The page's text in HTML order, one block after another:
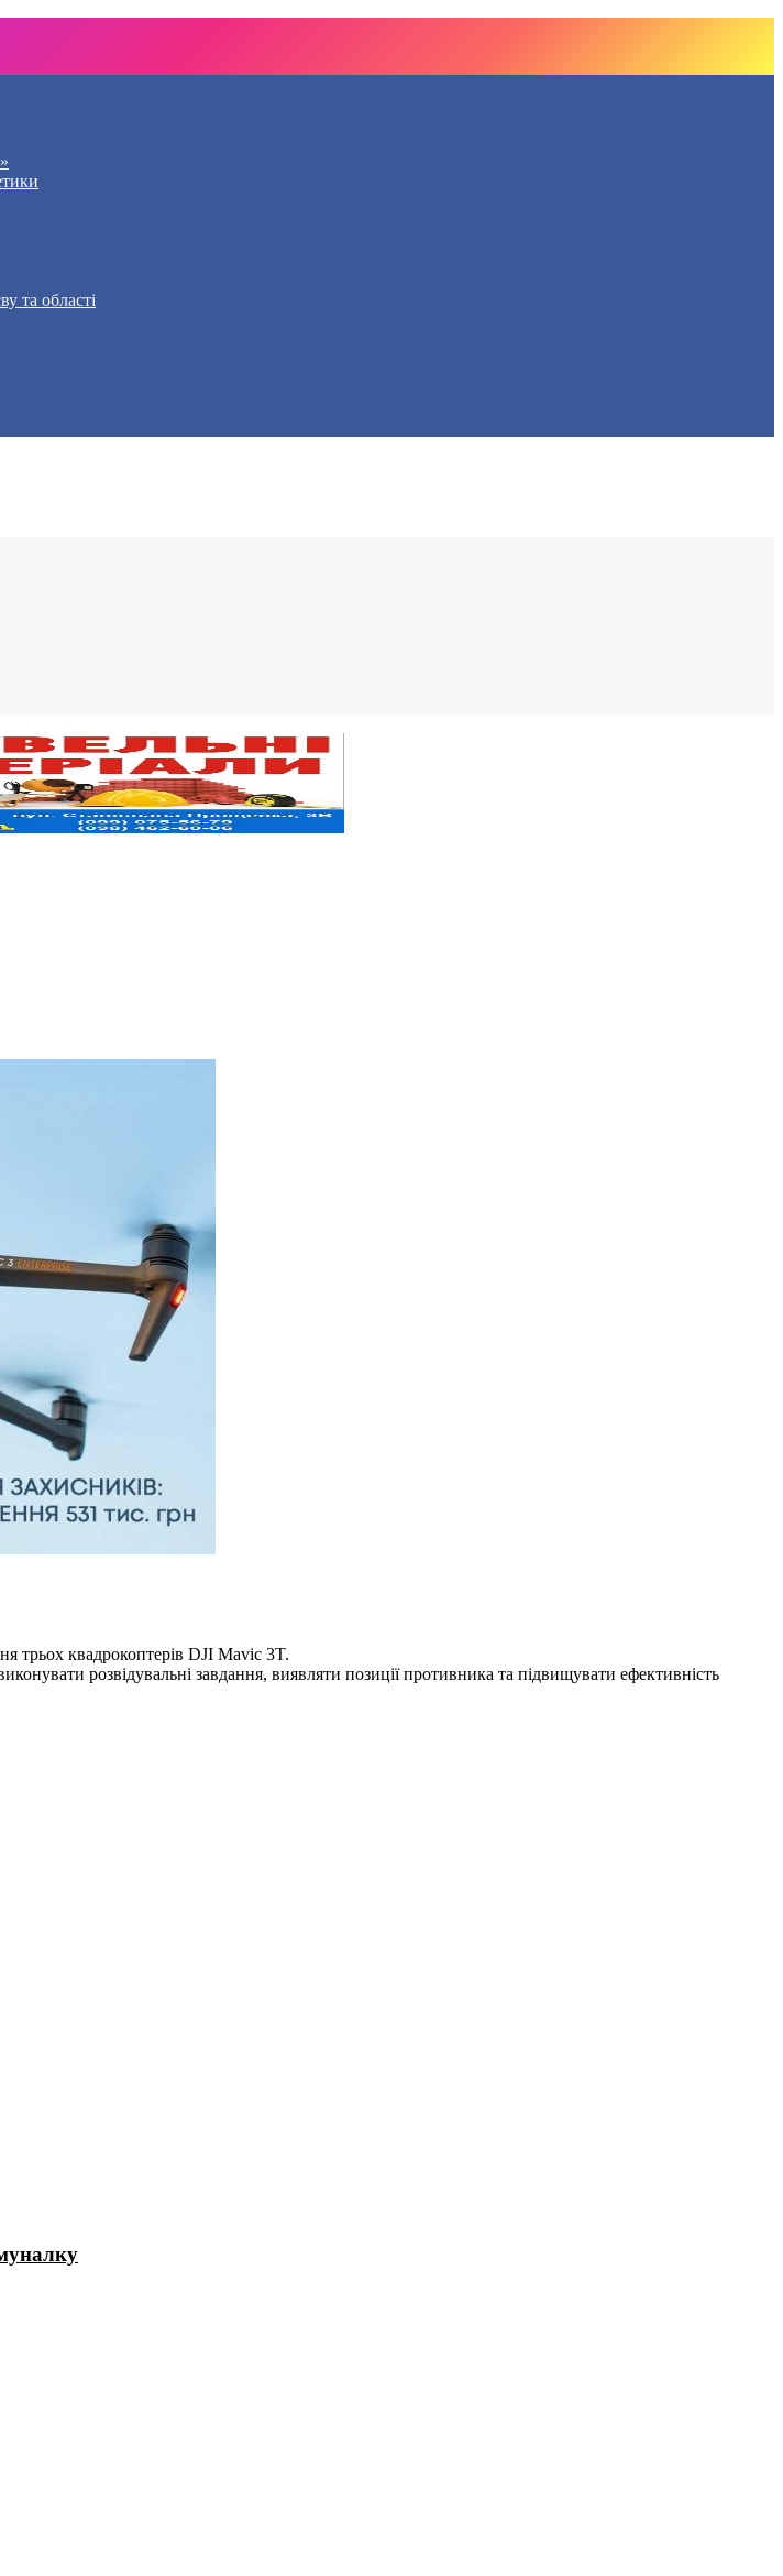
та області
трьох квадрокоптерів DJI Mavic 3T.
розвідувальні завдання, виявляти позиції противника та підвищувати ефективність